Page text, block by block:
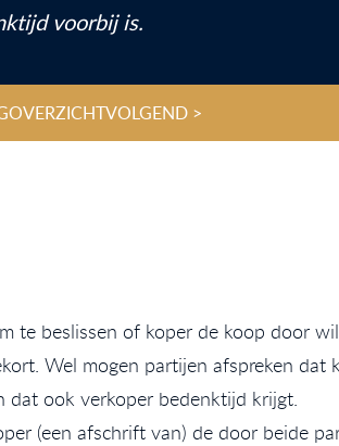
voorbij is.
OVERZICHTVOLGEND >
beslissen of koper de koop door
Wel mogen partijen afspreken dat
dat ook verkoper bedenktijd krijgt.
(een afschrift van) de door beide